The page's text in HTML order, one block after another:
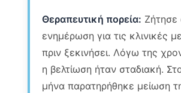
Θεραπευτική πορεία: Ζήτησε
ενημέρωση για τις κλινικές
πριν ξεκινήσει. Λόγω της
η βελτίωση ήταν σταδιακή.
μήνα παρατηρήθηκε μείωση